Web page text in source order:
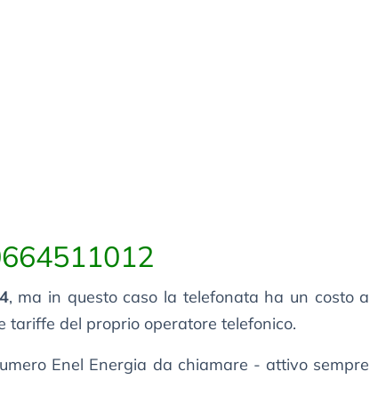
, ma in questo caso la telefonata ha un costo a
tariffe del proprio operatore telefonico.
Enel Energia da chiamare - attivo sempre